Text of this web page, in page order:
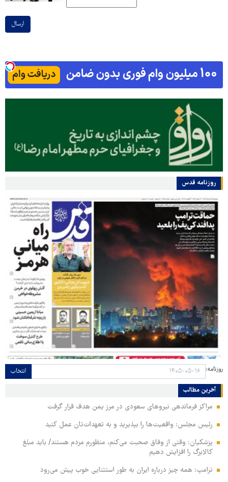
ارسال
روزنامه قدس
روزنامه: انتخاب
آخرین مطالب
مراکز فرماندهی نیروهای سعودی در مرز یمن هدف قرار گرفت
رئیس مجلس: واقعیت‌ها را بپذیرید و به تعهدات‌تان عمل کنید
پزشکیان: وقتی از وفاق صحبت می‌کنم، منظورم مردم هستند/ باید مبلغ
کالابرگ را افزایش دهیم
ترامپ: همه چیز درباره ایران به طور استثنایی خوب پیش می‌رود